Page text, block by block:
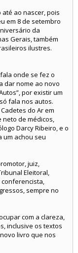
ao nascer, pois
em 8 de setembro
da
Gerais, também
ilustres.
onde se fez o
dar nome ao novo
por existir um
fala nos autos.
do Ar em
neto de médicos,
Darcy Ribeiro, e o
um achou seu
juiz,
Eleitoral,
sempre no
com a clareza,
inclusive os textos
livro que nos